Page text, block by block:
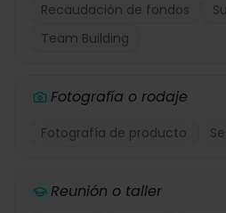
Recaudación de fondos
Team Building
Fotografía o rodaje
Fotografía de producto
Reunión o taller